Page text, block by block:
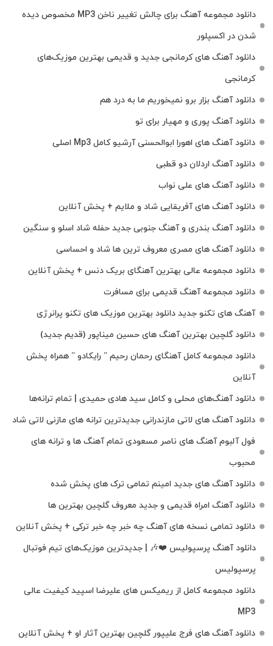
دانلود مجموعه آهنگ برای چالش تغییر ناخن MP3 مخصوص دیده
شدن در اکسپلور
دانلود آهنگ‌ های کرمانجی جدید و قدیمی بهترین موزیک‌های
کرمانجی
دانلود آهنگ بزار برو نمیخوریم ما به درد هم
دانلود آهنگ پوری و مهیار برای تو
دانلود آهنگ های اهورا ابوالحسنی آرشیو کامل Mp3 اصلی
دانلود آهنگ اردلان دو قطبی
دانلود آهنگ های علی نواب
دانلود آهنگ های آفریقایی شاد و ملایم + پخش آنلاین
دانلود آهنگ بندری و آهنگ جنوبی جدید حفله شاد اسلو و سنگین
دانلود آهنگ های مصری معروف ترین ها شاد و احساسی
دانلود مجموعه عالی بهترین آهنگای بریک دنس + پخش آنلاین
دانلود مجموعه آهنگ قدیمی برای مسافرت
آهنگ های تکنو جدید دانلود بهترین موزیک های تکنو پرانرژی
دانلود گلچین بهترین آهنگ های حسین میناپور (قدیم جدید)
دانلود مجموعه کامل آهنگای رحمان رحیم ” رایکادو ” همراه پخش
آنلاین
دانلود آهنگ‌های محلی و کامل سید هادی حمیدی | تمام ترانه‌ها
دانلود آهنگ‌ های لاتی مازندرانی جدیدترین ترانه های مازنی لاتی شاد
فول آلبوم آهنگ‌ های ناصر مسعودی تمام آهنگ‌ ها و ترانه‌ های
محبوب
دانلود آهنگ های جدید امینم تمامی ترک های پخش شده
دانلود آهنگ امراه قدیمی و جدید معروف گلچین بهترین ها
دانلود تمامی نسخه های آهنگ چه خبر چه خبر ترکی + پخش آنلاین
دانلود آهنگ پرسپولیس ❤️🎶 | جدیدترین موزیک‌های تیم فوتبال
پرسپولیس
دانلود مجموعه کامل از ریمیکس های علیرضا اسپید کیفیت عالی
MP3
دانلود آهنگ های فرج علیپور گلچین بهترین آثار او + پخش آنلاین